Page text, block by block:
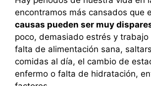
encontramos más cansados que
causas pueden ser muy
poco, demasiado estrés y trabajo
falta de alimentación sana,
comidas al día, el cambio de
enfermo o falta de hidratación,